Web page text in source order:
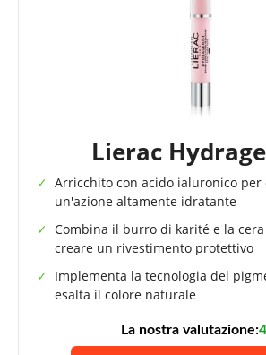
Lierac
Arricchito con acido ialuronico per
un'azione altamente idratante
Combina il burro di karité e la
creare un rivestimento protettivo
Implementa la tecnologia del
esalta il colore naturale
La nostra valutazione: